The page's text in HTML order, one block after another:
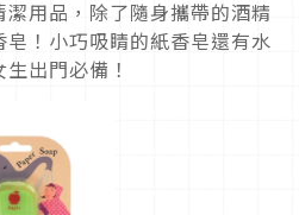
用品，除了隨身攜帶的酒精
！小巧吸睛的紙香皂還有水
出門必備！